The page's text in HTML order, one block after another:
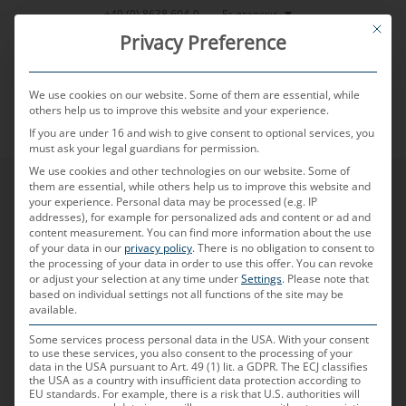
Skip
+49 (0) 8638 604-0 Български
MENU
Нашата
мисия
This
Privacy Preference
We use cookies on our website. Some of them are essential, while
others help us to improve this website and your experience.
If you are under 16 and wish to give consent to optional services, you
must ask your legal guardians for permission.
We use cookies and other technologies on our website. Some of
them are essential, while others help us to improve this website and
your experience. Personal data may be processed (e.g. IP
addresses), for example for personalized ads and content or ad and
content measurement.You can find more information about the use
of your data in our privacy policy.There is no obligation to consent to
the processing of your data in order to use this offer.You can revoke
or adjust your selection at any time underSettings. Please note that
based on individual settings not all functions of the site may be
available.
Some services process personal data in the USA. With your consent
to use these services, you also consent to the processing of your
data in the USA pursuant to Art. 49 (1) lit. a GDPR. The ECJ classifies
the USA as a country with insufficient data protection according to
EU standards. For example, there is a risk that U.S. authorities will